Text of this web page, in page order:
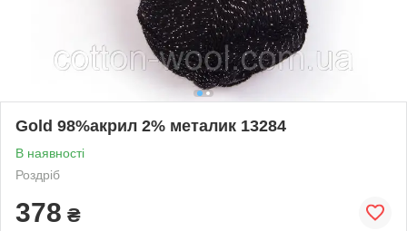
Gold 98%акрил 2% металик 13284
В наявності
Роздріб
378 ₴